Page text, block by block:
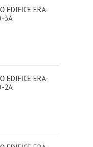
EDIFICE ERA-
3A
EDIFICE ERA-
2A